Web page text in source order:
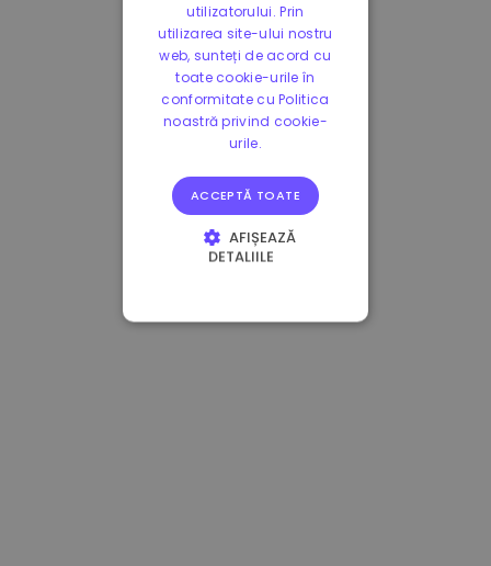
utilizatorului. Prin
utilizarea site-ului nostru
web, sunteți de acord cu
toate cookie-urile în
conformitate cu Politica
noastră privind cookie-
urile.
ACCEPTĂ TOATE
AFIȘEAZĂ
DETALIILE